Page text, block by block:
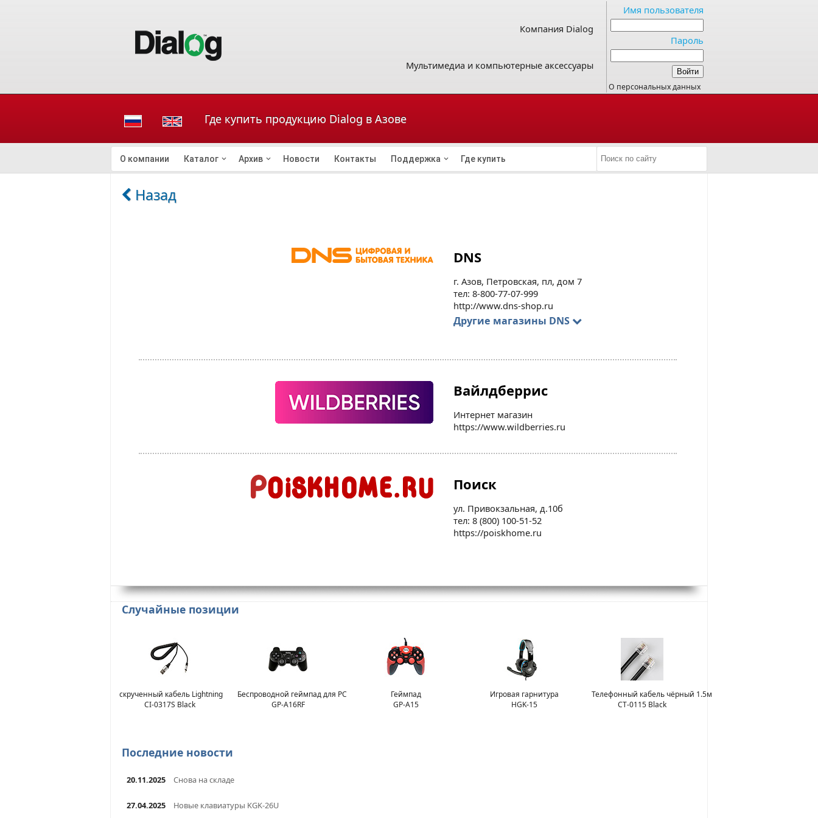
Компания Dialog
Мультимедиа и компьютерные аксессуары
Имя пользователя
Пароль
О персональных данных
Где купить продукцию Dialog в Азове
О компании Каталог Архив Новости Контакты Поддержка Где купить
Назад
DNS
г. Азов, Петровская, пл, дом 7
тел: 8-800-77-07-999
http://www.dns-shop.ru
Другие магазины DNS
Вайлдберрис
Интернет магазин
https://www.wildberries.ru
Поиск
ул. Привокзальная, д.10б
тел: 8 (800) 100-51-52
https://poiskhome.ru
Случайные позиции
скрученный кабель Lightning
CI-0317S Black
Беспроводной геймпад для PC и PS3
GP-A16RF
Геймпад
GP-A15
Игровая гарнитура
HGK-15
Телефонный кабель чёрный 1.5м
CT-0115 Black
Последние новости
20.11.2025 Снова на складе
27.04.2025 Новые клавиатуры KGK-26U